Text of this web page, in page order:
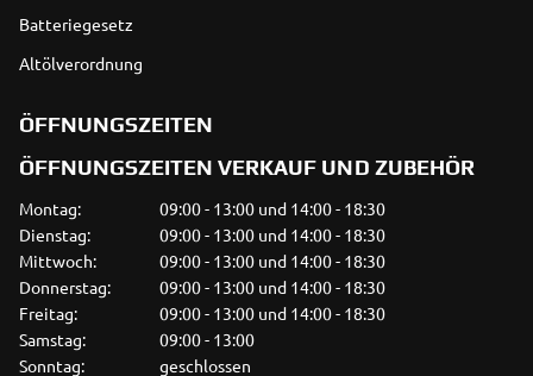
Batteriegesetz
Altölverordnung
ÖFFNUNGSZEITEN
ÖFFNUNGSZEITEN VERKAUF UND ZUBEHÖR
Montag:
09:00 - 13:00 und 14:00 - 18:30
Dienstag:
09:00 - 13:00 und 14:00 - 18:30
Mittwoch:
09:00 - 13:00 und 14:00 - 18:30
Donnerstag:
09:00 - 13:00 und 14:00 - 18:30
Freitag:
09:00 - 13:00 und 14:00 - 18:30
Samstag:
09:00 - 13:00
Sonntag:
geschlossen